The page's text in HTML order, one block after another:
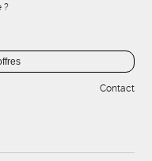
?
Contact